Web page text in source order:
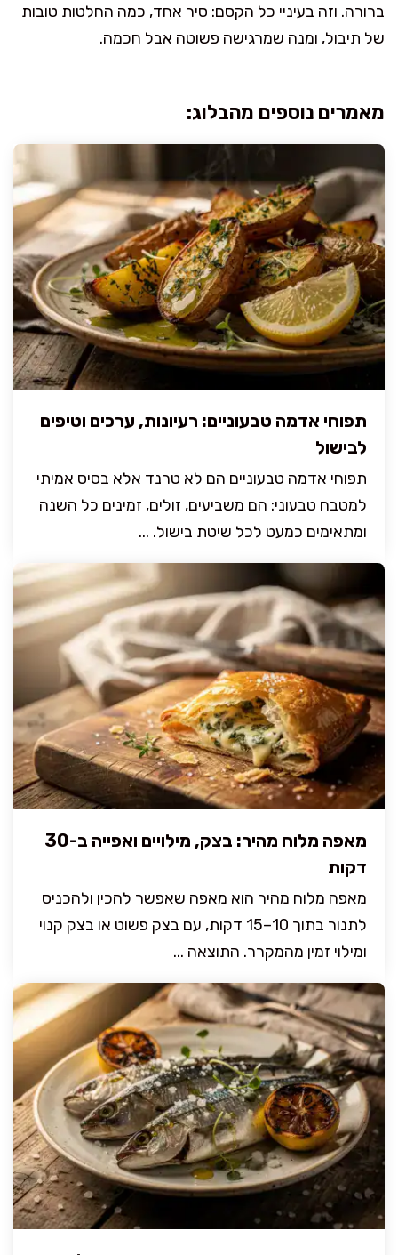
ברורה. וזה בעיניי כל הקסם: סיר אחד, כמה החלטות טובות
של תיבול, ומנה שמרגישה פשוטה אבל חכמה.
מאמרים נוספים מהבלוג:
תפוחי אדמה טבעוניים: רעיונות, ערכים וטיפים
לבישול
תפוחי אדמה טבעוניים הם לא טרנד אלא בסיס אמיתי
למטבח טבעוני: הם משביעים, זולים, זמינים כל השנה
ומתאימים כמעט לכל שיטת בישול. ...
מאפה מלוח מהיר: בצק, מילויים ואפייה ב-30
דקות
מאפה מלוח מהיר הוא מאפה שאפשר להכין ולהכניס
לתנור בתוך 10–15 דקות, עם בצק פשוט או בצק קנוי
ומילוי זמין מהמקרר. התוצאה ...